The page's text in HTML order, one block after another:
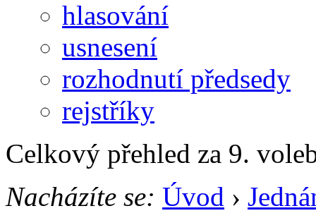
hlasování
usnesení
rozhodnutí předsedy
rejstříky
Celkový přehled za 9.
Nacházíte se: Úvod ›